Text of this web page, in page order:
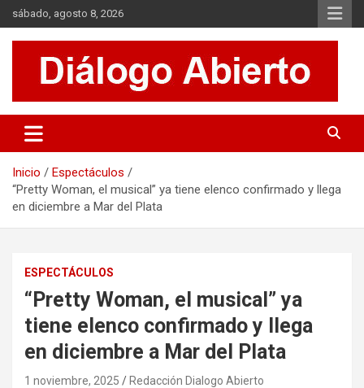
Saltar
al
contenido
sábado, agosto 8, 2026
Diálogo Abierto
Se tratan diversos temas de actualidad buscando hacer un
aporte a la sociedad, brindando información relevante de lo que
Inicio
Espectáculos
“Pretty Woman, el musical” ya tiene elenco confirmado y llega
en diciembre a Mar del Plata
ESPECTÁCULOS
“Pretty Woman, el musical” ya
tiene elenco confirmado y llega
en diciembre a Mar del Plata
1 noviembre, 2025 Redacción Dialogo Abierto